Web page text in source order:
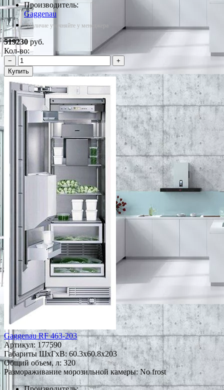
Производитель:
Gaggenau
*Наличие уточняйте у менеджера
519230руб.
Кол-во:
−
+
Купить
Gaggenau RF 463-203
Артикул:177590
Габариты ШxГxВ: 60.3x60.8x203
Общий объем, л: 320
Размораживание морозильной камеры: No frost